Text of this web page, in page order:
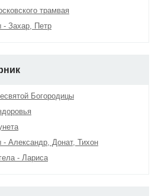
трамвая
- Захар, Петр
Богородицы
Александр, Донат, Тихон
- Лариса